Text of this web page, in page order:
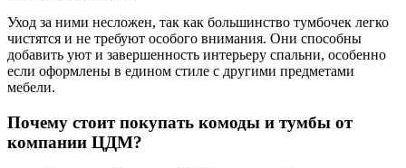
Уход за ними несложен, так как большинство тумбочек легко
чистятся и не требуют особого внимания. Они способны
добавить уют и завершенность интерьеру спальни, особенно
если оформлены в едином стиле с другими предметами
мебели.
Почему стоит покупать комоды и тумбы от
компании ЦДМ?